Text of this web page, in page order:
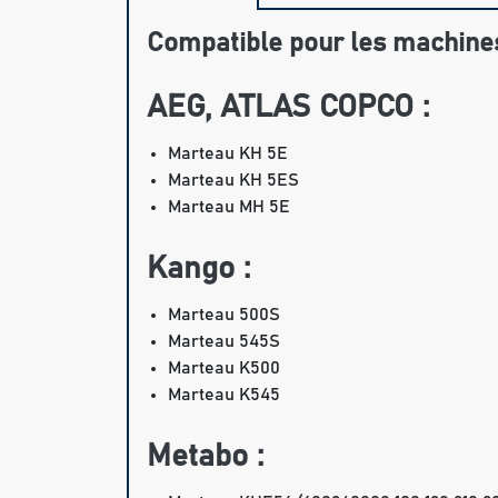
Compatible pour les
AEG, ATLAS COPCO :
Marteau KH 5E
Marteau KH 5ES
Marteau MH 5E
Kango :
Marteau 500S
Marteau 545S
Marteau K500
Marteau K545
Metabo :